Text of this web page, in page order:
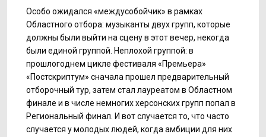
Особо ожидался «междусобойчик» в рамках
Областного отбора: музыканты двух групп, которые
должны были выйти на сцену в этот вечер, некогда
были единой группой. Неплохой группой: в
прошлогоднем цикле фестиваля «Премьера»
«Постскриптум» сначала прошел предварительный
отборочный тур, затем стал лауреатом в Областном
финале и в числе немногих херсонских групп попал в
Региональный финал. И вот случается то, что часто
случается у молодых людей, когда амбиции для них